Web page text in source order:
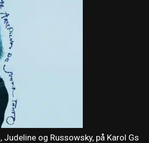
Judeline og Russowsky, på Karol Gs